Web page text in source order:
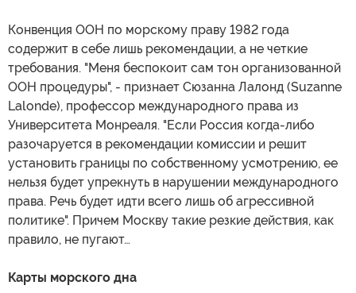
Конвенция ООН по морскому праву 1982 года
содержит в себе лишь рекомендации, а не четкие
требования. "Меня беспокоит сам тон организованной
ООН процедуры", - признает Сюзанна Лалонд (Suzanne
Lalonde), профессор международного права из
Университета Монреаля. "Если Россия когда-либо
разочаруется в рекомендации комиссии и решит
установить границы по собственному усмотрению, ее
нельзя будет упрекнуть в нарушении международного
права. Речь будет идти всего лишь об агрессивной
политике". Причем Москву такие резкие действия, как
правило, не пугают…
Карты морского дна